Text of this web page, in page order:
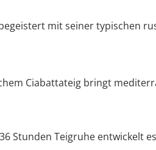
mit seiner typischen
Ciabattateig bringt
Stunden Teigruhe entwickelt